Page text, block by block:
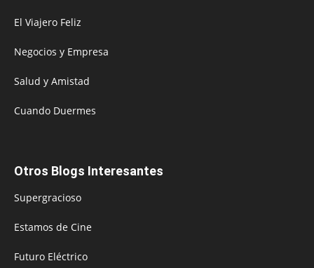
El Viajero Feliz
Negocios y Empresa
Salud y Amistad
Cuando Duermes
Otros Blogs Interesantes
Supergracioso
Estamos de Cine
Futuro Eléctrico